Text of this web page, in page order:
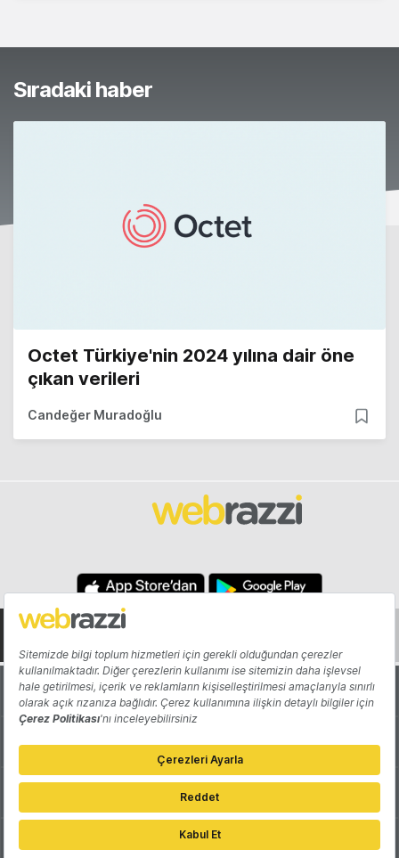
Sıradaki haber
Octet Türkiye'nin 2024 yılına dair öne
çıkan verileri
Candeğer Muradoğlu
Hakkında Yazarlar
Katkıda Bulun Reklam